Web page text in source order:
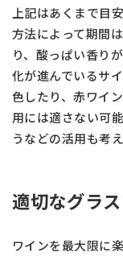
上記はあくまで目
方法によって期間
り、酸っぱい香り
化が進んでいるサ
色したり、赤ワイ
用には適さない可
うなどの活用も考
適切なグラ
ワインを最大限に